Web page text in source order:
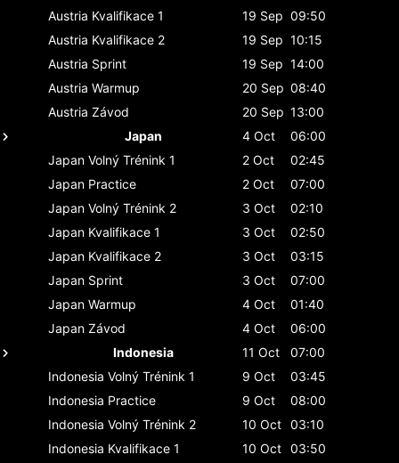
Austria Kvalifikace 1 19 Sep 09:50
Austria Kvalifikace 2 19 Sep 10:15
Austria Sprint 19 Sep 14:00
Austria Warmup 20 Sep 08:40
Austria Závod 20 Sep 13:00
Japan
4 Oct
06:00
Japan Volný Trénink 1 2 Oct
02:45
Japan Practice 2 Oct
07:00
Japan Volný Trénink 2 3 Oct
02:10
Japan Kvalifikace 1 3 Oct
02:50
Japan Kvalifikace 2 3 Oct
03:15
Japan Sprint 3 Oct
07:00
Japan Warmup 4 Oct
01:40
Japan Závod 4 Oct
06:00
Indonesia
11 Oct
07:00
Indonesia Volný Trénink 1 9 Oct
03:45
Indonesia Practice 9 Oct
08:00
Indonesia Volný Trénink 2 10 Oct 03:10
Indonesia Kvalifikace 1 10 Oct 03:50